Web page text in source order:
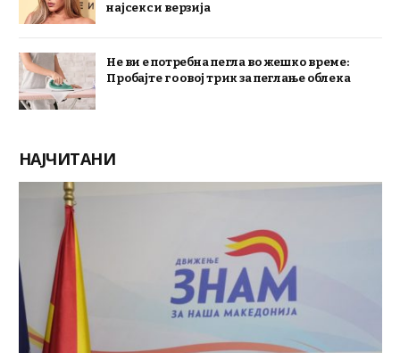
најсекси верзија
Не ви е потребна пегла во жешко време:
Пробајте го овој трик за пеглање облека
НАЈЧИТАНИ